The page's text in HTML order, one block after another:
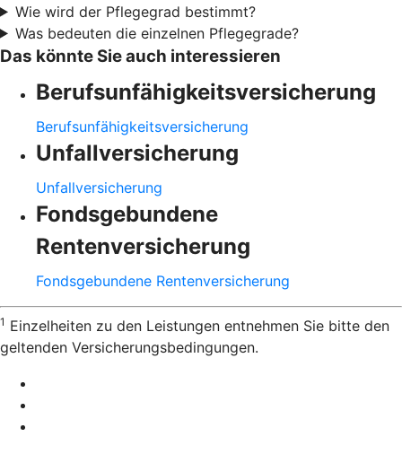
Wie wird der Pflegegrad bestimmt?
Was bedeuten die einzelnen Pflegegrade?
Das könnte Sie auch interessieren
Berufsunfähigkeitsversicherung
Berufsunfähigkeitsversicherung
Unfallversicherung
Unfallversicherung
Fondsgebundene
Rentenversicherung
Fondsgebundene Rentenversicherung
1 Einzelheiten zu den Leistungen entnehmen Sie bitte den
geltenden Versicherungsbedingungen.